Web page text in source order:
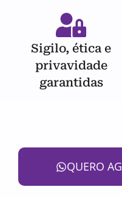
Sigilo, ética e
privavidade
garantidas
QUERO